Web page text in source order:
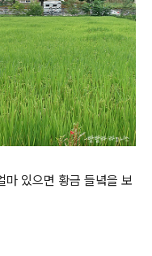
마 있으면 황금 들녘을 보